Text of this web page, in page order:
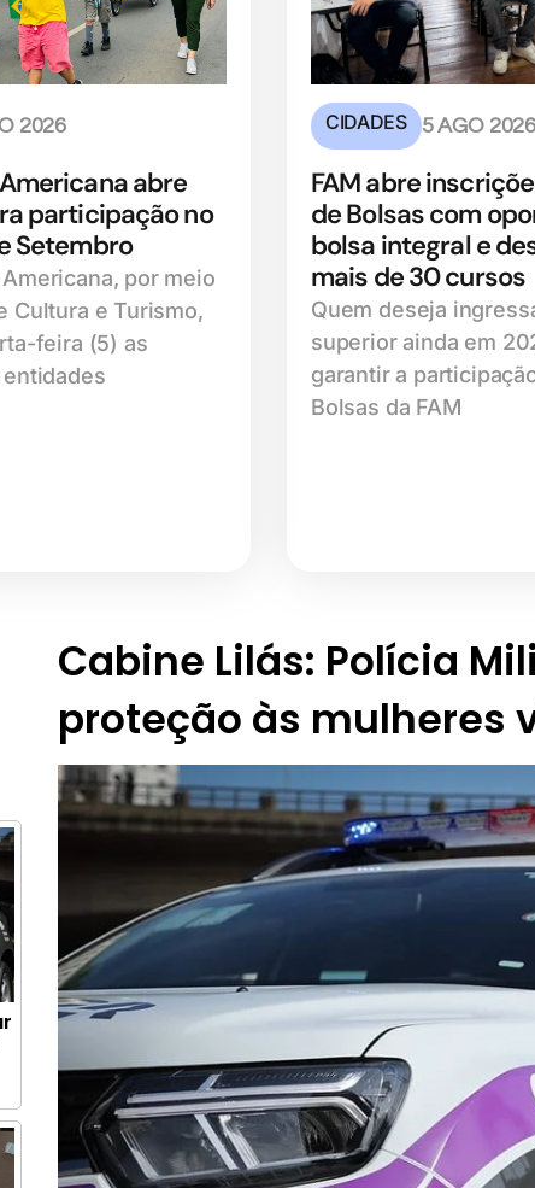
2026
abre
participação no
Setembro
por meio
Cultura e Turismo,
feira (5) as
CIDADES 5 AGO 2026
FAM abre
de Bolsas com
bolsa integral e
mais de 30 cursos
Quem deseja
superior ainda em
garantir a
Bolsas da FAM
Cabine Lilás: Polícia
proteção às mulheres